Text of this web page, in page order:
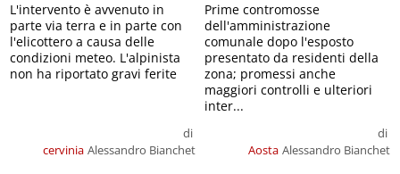
cervinia
di
Alessandro Bianchet
L'intervento è avvenuto in
parte via terra e in parte con
l'elicottero a causa delle
condizioni meteo. L'alpinista
non ha riportato gravi ferite
Aosta
di
Alessandro Bianchet
Prime contromosse
dell'amministrazione
comunale dopo l'esposto
presentato da residenti della
zona; promessi anche
maggiori controlli e ulteriori
inter...